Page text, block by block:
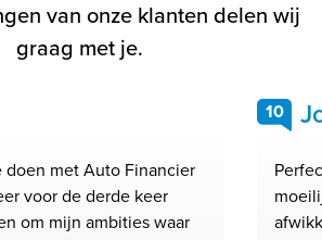
van onze klanten delen wij
graag met je.
doen met Auto Financier
voor de derde keer
om mijn ambities waar
10